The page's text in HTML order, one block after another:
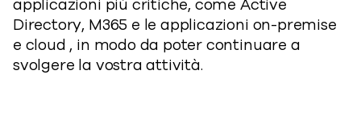
applicazioni più critiche, come Active
Directory, M365 e le applicazioni on-premise
e cloud , in modo da poter continuare a
svolgere la vostra attività.